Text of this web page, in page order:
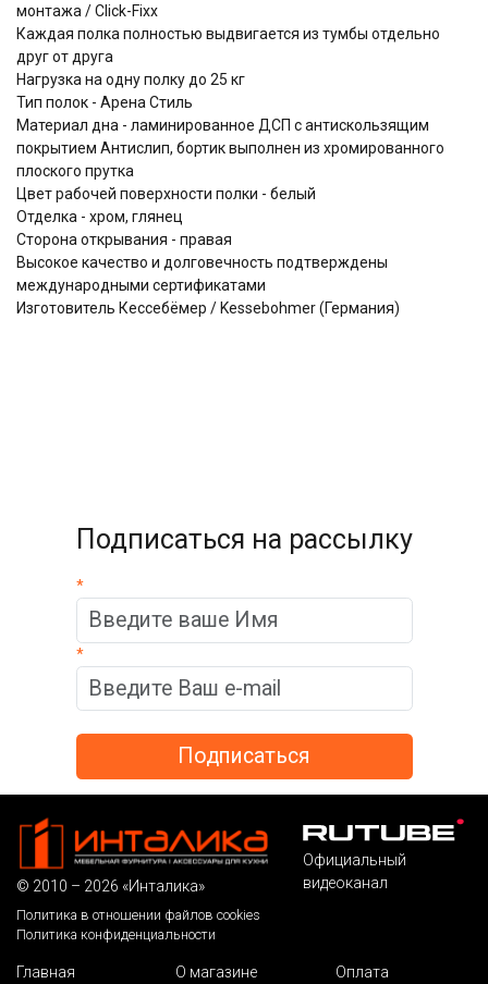
монтажа / Click-Fixx
Каждая полка полностью выдвигается из тумбы отдельно
друг от друга
Нагрузка на одну полку до 25 кг
Тип полок - Арена Стиль
Материал дна - ламинированное ДСП с антискользящим
покрытием Антислип, бортик выполнен из хромированного
плоского прутка
Цвет рабочей поверхности полки - белый
Отделка - хром, глянец
Сторона открывания - правая
Высокое качество и долговечность подтверждены
международными сертификатами
Изготовитель Кессебёмер / Kessebohmer (Германия)
Подписаться на рассылку
*
*
© 2010 – 2026 «Инталика»
Политика в отношении файлов cookies
Политика конфиденциальности
Официальный
видеоканал
Главная О магазине Оплата